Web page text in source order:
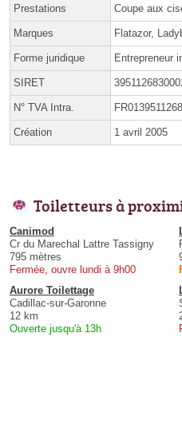
Prestations Coupe aux
Marques Flatazor,
Forme juridique Entrepreneur
SIRET
N° TVA Intra.
Création 1 avril 2005
Toiletteurs à
Canimod
Cr du Marechal Lattre Tassigny
795 mètres
Fermée, ouvre lundi à 9h00
Aurore Toilettage
Cadillac-sur-Garonne
12 km
Ouverte jusqu'à 13h